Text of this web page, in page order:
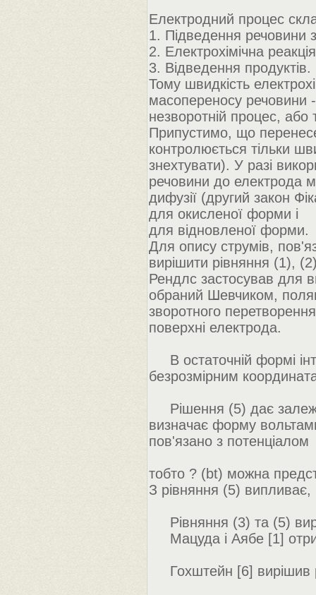
Електродний процес
1. Підведення речовини
2. Електрохімічна
3. Відведення продуктів.
Тому швидкість
масопереносу речовини
незворотній процес, або
Припустимо, що
контролюється тільки
знехтувати). У разі
речовини до електрода
дифузії (другий закон
для окисленої форми і
для відновленої форми.
Для опису струмів,
вирішити рівняння (1),
Рендлс застосував для
обраний Шевчиком,
зворотного
поверхні електрода.
В остаточній формі
безрозмірним
Рішення (5) дає
визначає форму
пов'язано з потенціалом
тобто ? (bt) можна
З рівняння (5)
Рівняння (3) та (5)
Мацуда і Аябе [1]
Гохштейн [6] вирішив